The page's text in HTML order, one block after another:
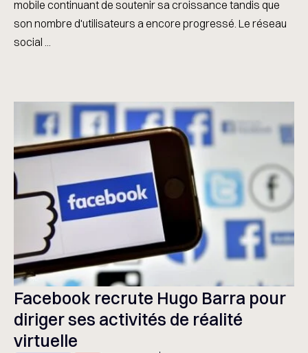
mobile continuant de soutenir sa croissance tandis que
son nombre d'utilisateurs a encore progressé. Le réseau
social ...
Facebook recrute Hugo Barra pour
diriger ses activités de réalité
virtuelle